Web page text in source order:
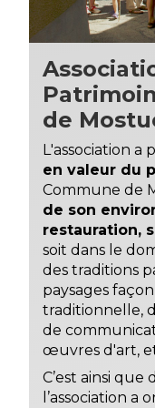
de
L'association a
en valeur du
Commune de
de son
restauration,
soit dans le
des traditions
paysages
traditionnelle,
de
œuvres d'art,
C’est ainsi
l’association a